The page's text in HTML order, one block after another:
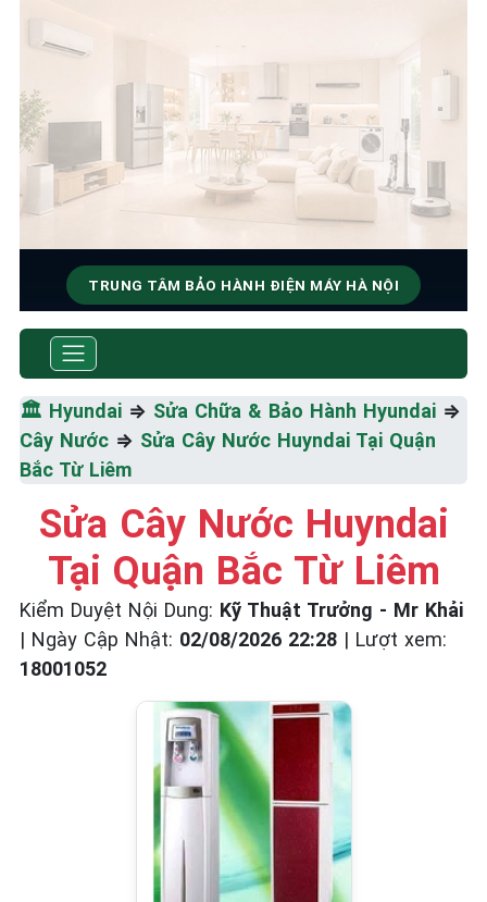
TRUNG TÂM BẢO HÀNH ĐIỆN MÁY HÀ NỘI
SỬA CHỮA & BẢO HÀNH
HYUNDAI
Tốc Độ Tối Đa • Chất Lượng Tối Ưu • Chi Phí Tối
Thiểu
🏛️ Hyundai ⇒ Sửa Chữa & Bảo Hành Hyundai ⇒
Cây Nước ⇒ Sửa Cây Nước Huyndai Tại Quận
Bắc Từ Liêm
Sửa Cây Nước Huyndai
Tại Quận Bắc Từ Liêm
Kiểm Duyệt Nội Dung: Kỹ Thuật Trưởng - Mr Khải
| Ngày Cập Nhật: 02/08/2026 22:28 | Lượt xem:
18001052